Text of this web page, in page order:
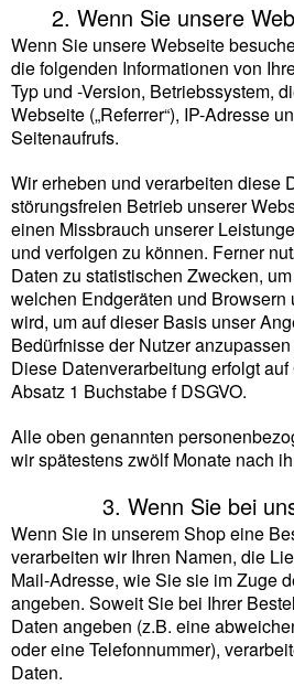
2. Wenn Sie unsere
Wenn Sie unsere Webseite
die folgenden Informationen von
Typ und -Version, Betriebssystem,
Webseite („Referrer“), IP-Adresse
Seitenaufrufs.
Wir erheben und verarbeiten diese
störungsfreien Betrieb unserer
einen Missbrauch unserer
und verfolgen zu können. Ferner
Daten zu statistischen Zwecken,
welchen Endgeräten und Browsern
wird, um auf dieser Basis unser
Bedürfnisse der Nutzer
Diese Datenverarbeitung erfolgt
Absatz 1 Buchstabe f DSGVO.
Alle oben genannten
wir spätestens zwölf Monate nach
3. Wenn Sie bei
Wenn Sie in unserem Shop eine
verarbeiten wir Ihren Namen, die
Mail-Adresse, wie Sie sie im Zuge
angeben. Soweit Sie bei Ihrer
Daten angeben (z.B. eine
oder eine Telefonnummer),
Daten.